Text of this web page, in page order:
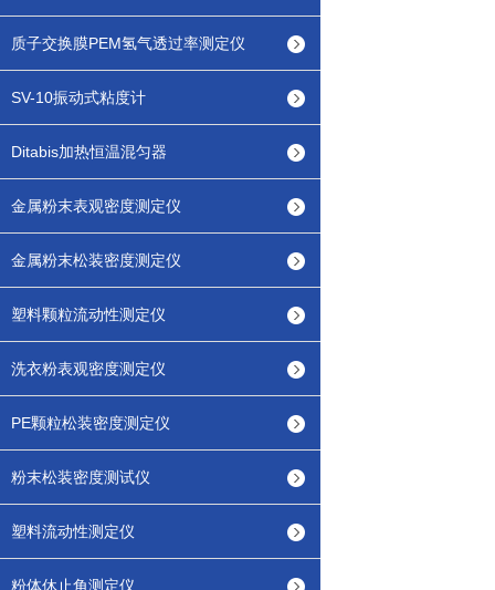
质子交换膜PEM氢气透过率测定仪
SV-10振动式粘度计
Ditabis加热恒温混匀器
金属粉末表观密度测定仪
金属粉末松装密度测定仪
塑料颗粒流动性测定仪
洗衣粉表观密度测定仪
PE颗粒松装密度测定仪
粉末松装密度测试仪
塑料流动性测定仪
粉体休止角测定仪